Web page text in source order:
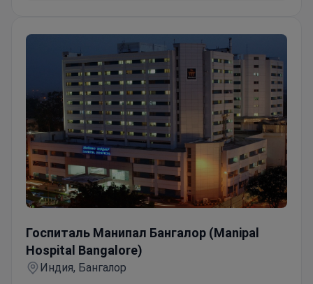
Госпиталь Манипал Бангалор (Manipal
Hospital Bangalore)
Индия, Бангалор